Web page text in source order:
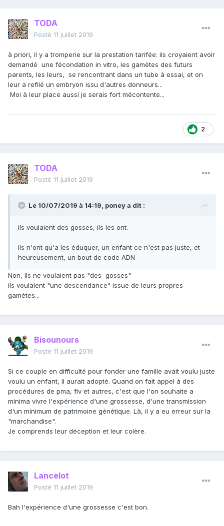
TODA
Posté 11 juillet 2019
à priori, il y a tromperie sur la prestation tarifée: ils croyaient avoir
demandé une fécondation in vitro, les gamètes des futurs
parents, les leurs, se rencontrant dans un tube à essai, et on
leur a refilé un embryon issu d'autres donneurs...
Moi à leur place aussi je serais fort mécontente...
2
TODA
Posté 11 juillet 2019
Le 10/07/2019 à 14:19, poneya dit :
ils voulaient des gosses, ils les ont.
ils n'ont qu'a les éduquer, un enfant ce n'est pas juste, et
heureusement, un bout de code ADN
Non, ils ne voulaient pas "des gosses"
ils voulaient "une descendance" issue de leurs propres
gamètes...
Bisounours
Posté 11 juillet 2019
Si ce couple en difficulté pour fonder une famille avait voulu juste
voulu un enfant, il aurait adopté. Quand on fait appel à des
procédures de pma, fiv et autres, c'est que l'on souhaite a
minima vivre l'expérience d'une grossesse, d'une transmission
d'un minimum de patrimoine génétique. Là, il y a eu erreur sur la
"marchandise".
Je comprends leur déception et leur colère.
Lancelot
Posté 11 juillet 2019
Bah l'expérience d'une grossesse c'est bon.